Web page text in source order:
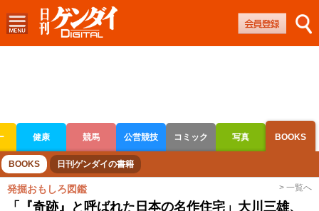
健康 競馬 公営競技 コミック 写真 BOOKS
ボートレース 競輪 オートレース
BOOKS 日刊ゲンダイの書籍
発掘おもしろ図鑑 > 一覧へ
「『奇跡』と呼ばれた日本の名作住宅」大川三雄、